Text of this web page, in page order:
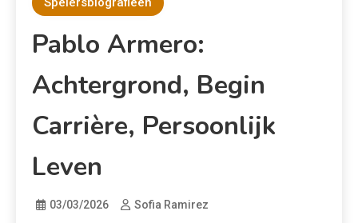
Pablo Armero:
Achtergrond, Begin
Carrière, Persoonlijk
Leven
03/03/2026 Sofia Ramirez